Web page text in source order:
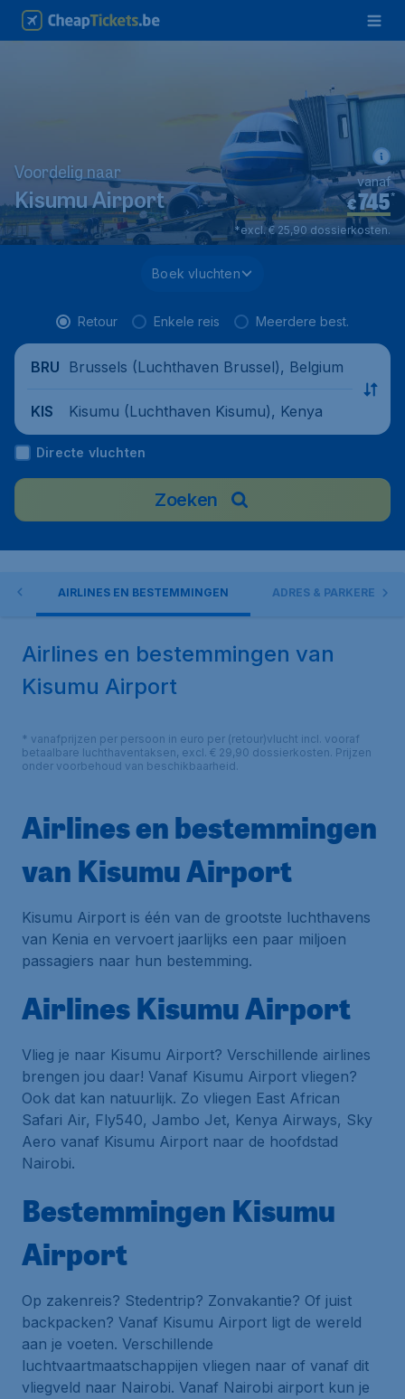
Voordelig naar
Kisumu Airport €745*
vanaf
*excl. € 25,90 dossierkosten.
Boek vluchten
Retour Enkele reis Meerdere best.
BRU Brussels (Luchthaven Brussel), Belgium
KIS Kisumu (Luchthaven Kisumu), Kenya
Directe vluchten
Zoeken
AIRLINES EN BESTEMMINGEN ADRES & PARKEREN
Airlines en bestemmingen van
Kisumu Airport
* vanafprijzen per persoon in euro per (retour)vlucht incl. vooraf
betaalbare luchthaventaksen, excl. € 29,90 dossierkosten. Prijzen
onder voorbehoud van beschikbaarheid.
Airlines en bestemmingen
van Kisumu Airport
Kisumu Airport is één van de grootste luchthavens
van Kenia en vervoert jaarlijks een paar miljoen
passagiers naar hun bestemming.
Airlines Kisumu Airport
Vlieg je naar Kisumu Airport? Verschillende airlines
brengen jou daar! Vanaf Kisumu Airport vliegen?
Ook dat kan natuurlijk. Zo vliegen East African
Safari Air, Fly540, Jambo Jet, Kenya Airways, Sky
Aero vanaf Kisumu Airport naar de hoofdstad
Nairobi.
Bestemmingen Kisumu
Airport
Op zakenreis? Stedentrip? Zonvakantie? Of juist
backpacken? Vanaf Kisumu Airport ligt de wereld
aan je voeten. Verschillende
luchtvaartmaatschappijen vliegen naar of vanaf dit
vliegveld naar Nairobi. Vanaf Nairobi airport kun je